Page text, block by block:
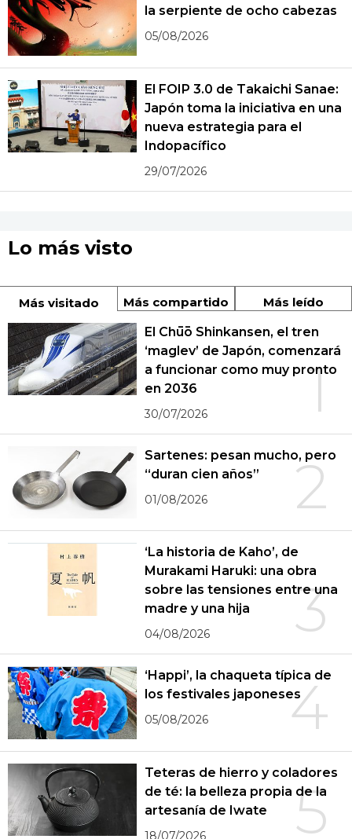
la serpiente de ocho cabezas
05/08/2026
El FOIP 3.0 de Takaichi Sanae:
Japón toma la iniciativa en una
nueva estrategia para el
Indopacífico
29/07/2026
Lo más visto
Más visitado Más compartido Más leído
1
El Chūō Shinkansen, el tren
‘maglev’ de Japón, comenzará
a funcionar como muy pronto
en 2036
30/07/2026
2
Sartenes: pesan mucho, pero
“duran cien años”
01/08/2026
3
‘La historia de Kaho’, de
Murakami Haruki: una obra
sobre las tensiones entre una
madre y una hija
04/08/2026
4
‘Happi’, la chaqueta típica de
los festivales japoneses
05/08/2026
5
Teteras de hierro y coladores
de té: la belleza propia de la
artesanía de Iwate
18/07/2026